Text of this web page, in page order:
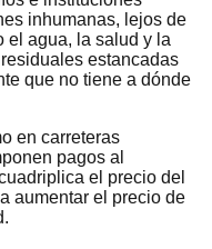
inhumanas, lejos de
el agua, la salud y la
estancadas
que no tiene a dónde
en carreteras
pagos al
el precio del
aumentar el precio de